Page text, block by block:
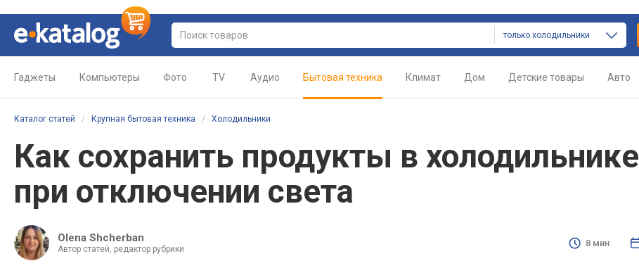
только холодильники
Гаджеты Компьютеры Фото TV Аудио Бытовая техника Климат Дом Детские товары Авто
Каталог статей / Крупная бытовая техника / Холодильники
Как сохранить продукты в холодильнике
при отключении света
Olena Shcherban
Автор статей, редактор рубрики
8 мин